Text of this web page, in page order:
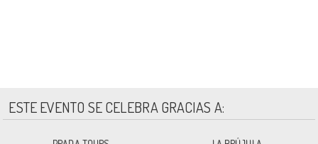
ESTE EVENTO SE CELEBRA GRACIAS A: